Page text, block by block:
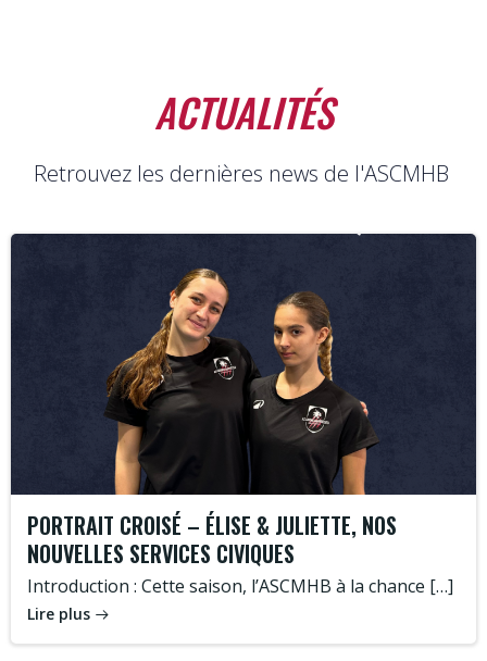
ACTUALITÉS
Retrouvez les dernières news de l'ASCMHB
PORTRAIT CROISÉ – ÉLISE & JULIETTE, NOS
NOUVELLES SERVICES CIVIQUES
Introduction : Cette saison, l’ASCMHB à la chance […]
Lire plus